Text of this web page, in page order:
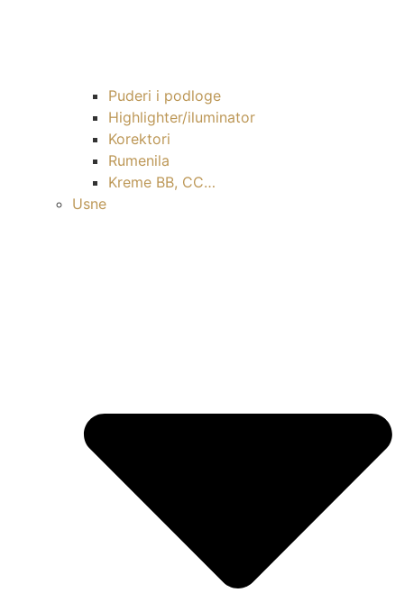
Puderi i podloge
Highlighter/iluminator
Korektori
Rumenila
Kreme BB, CC…
Usne